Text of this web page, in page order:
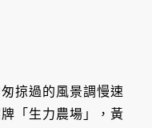
掠過的風景調慢速
「生力農場」，黃